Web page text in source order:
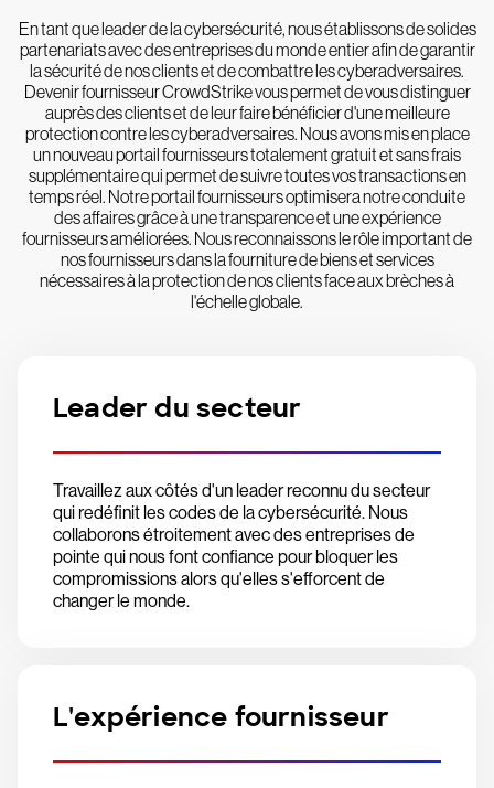
En tant que leader de la cybersécurité, nous établissons de solides
partenariats avec des entreprises du monde entier afin de garantir
la sécurité de nos clients et de combattre les cyberadversaires.
Devenir fournisseur CrowdStrike vous permet de vous distinguer
auprès des clients et de leur faire bénéficier d'une meilleure
protection contre les cyberadversaires. Nous avons mis en place
un nouveau portail fournisseurs totalement gratuit et sans frais
supplémentaire qui permet de suivre toutes vos transactions en
temps réel. Notre portail fournisseurs optimisera notre conduite
des affaires grâce à une transparence et une expérience
fournisseurs améliorées. Nous reconnaissons le rôle important de
nos fournisseurs dans la fourniture de biens et services
nécessaires à la protection de nos clients face aux brèches à
l'échelle globale.
Leader du secteur
Travaillez aux côtés d'un leader reconnu du secteur
qui redéfinit les codes de la cybersécurité. Nous
collaborons étroitement avec des entreprises de
pointe qui nous font confiance pour bloquer les
compromissions alors qu'elles s'efforcent de
changer le monde.
L'expérience fournisseur